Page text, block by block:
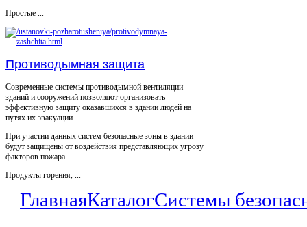
Простые ...
Противодымная защита
Современные системы противодымной вентиляции
зданий и сооружений позволяют организовать
эффективную защиту оказавшихся в здании людей на
путях их эвакуации.
При участии данных систем безопасные зоны в здании
будут защищены от воздействия представляющих угрозу
факторов пожара.
Продукты горения, ...
ГлавнаяКаталогСистемы